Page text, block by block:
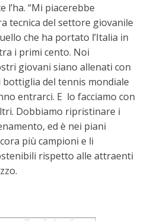
l’ha. “Mi piacerebbe
tecnica del settore giovanile
che ha portato l’Italia in
i primi cento. Noi
giovani siano allenati con
del tennis mondiale
entrarci. E lo facciamo con
Dobbiamo ripristinare i
ed è nei piani
più campioni e li
rispetto alle attraenti